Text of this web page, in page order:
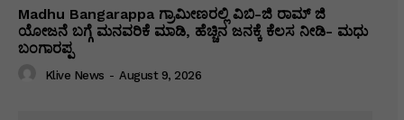
Madhu Bangarappa ಗ್ರಾಮೀಣರಲ್ಲಿ ವಿಬಿ-ಜಿ ರಾಮ್ ಜಿ
ಯೋಜನೆ ಬಗ್ಗೆ ಮನವರಿಕೆ ಮಾಡಿ, ಹೆಚ್ಚಿನ ಜನಕ್ಕೆ ಕೆಲಸ ನೀಡಿ- ಮಧು
ಬಂಗಾರಪ್ಪ
Klive News - August 9, 2026